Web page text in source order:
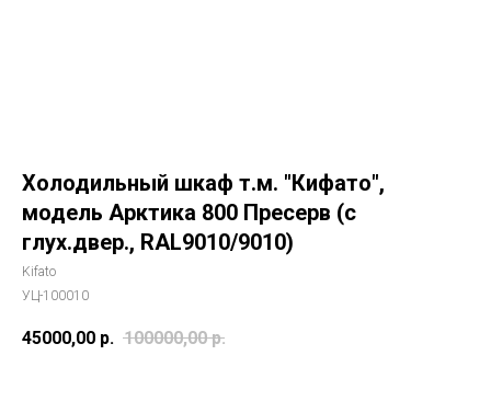
Холодильный шкаф т.м. "Кифато",
модель Арктика 800 Пресерв (с
глух.двер., RAL9010/9010)
Kifato
УЦ-100010
45000,00 р. 100000,00 р.